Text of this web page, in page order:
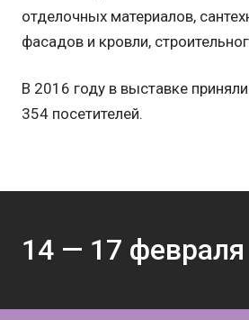
отделочных материалов,
фасадов и кровли,
В 2016 году в выставке
354 посетителей.
14 — 17 февраля